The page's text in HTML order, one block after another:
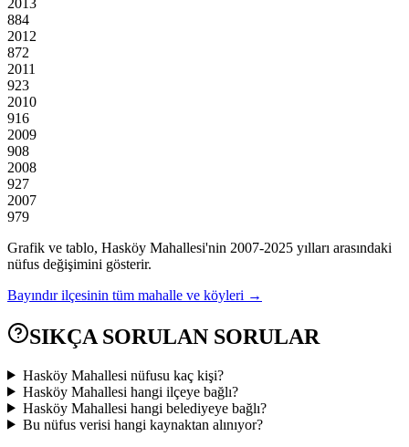
884
2012
872
2011
923
2010
916
2009
908
2008
927
2007
979
Grafik ve tablo, Hasköy Mahallesi'nin 2007-2025 yılları arasındaki
nüfus değişimini gösterir.
Bayındır ilçesinin tüm mahalle ve köyleri →
SIKÇA SORULAN SORULAR
Hasköy Mahallesi nüfusu kaç kişi?
Hasköy Mahallesi hangi ilçeye bağlı?
Hasköy Mahallesi hangi belediyeye bağlı?
Bu nüfus verisi hangi kaynaktan alınıyor?